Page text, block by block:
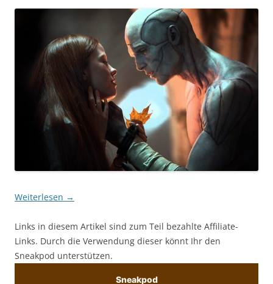
Weiterlesen →
Links in diesem Artikel sind zum Teil bezahlte Affiliate-
Links. Durch die Verwendung dieser könnt Ihr den
Sneakpod unterstützen.